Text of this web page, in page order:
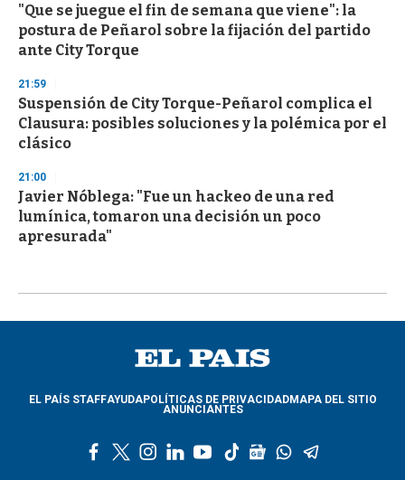
"Que se juegue el fin de semana que viene": la
postura de Peñarol sobre la fijación del partido
ante City Torque
21:59
Suspensión de City Torque-Peñarol complica el
Clausura: posibles soluciones y la polémica por el
clásico
21:00
Javier Nóblega: "Fue un hackeo de una red
lumínica, tomaron una decisión un poco
apresurada"
EL PAÍS STAFFAYUDAPOLÍTICAS DE PRIVACIDADMAPA DEL SITIO
ANUNCIANTES
w
l
y
t
g
w